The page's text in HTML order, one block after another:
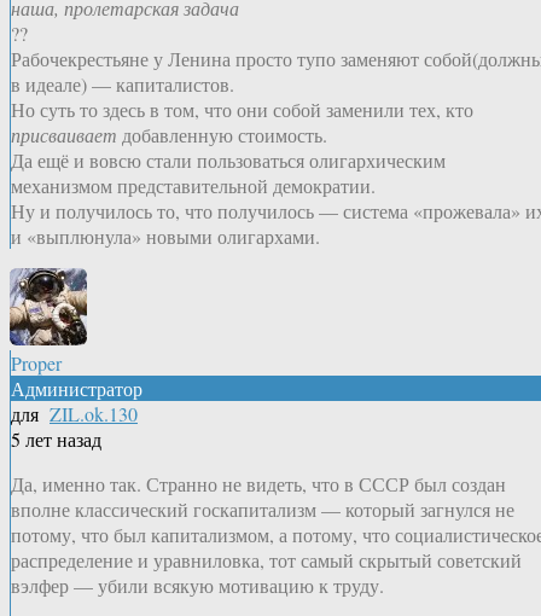
наша, пролетарская задача
??
Рабочекрестьяне у Ленина просто тупо заменяют
в идеале) — капиталистов.
Но суть то здесь в том, что они собой заменили тех, кто
присваивает добавленную стоимость.
Да ещё и вовсю стали пользоваться олигархическим
механизмом представительной демократии.
Ну и получилось то, что получилось — система «прожевала»
и «выплюнула» новыми олигархами.
Proper
Администратор
для ZIL.ok.130
5 лет назад
Да, именно так. Странно не видеть, что в СССР был создан
вполне классический госкапитализм — который загнулся не
потому, что был капитализмом, а потому, что
распределение и уравниловка, тот самый скрытый советский
вэлфер — убили всякую мотивацию к труду.